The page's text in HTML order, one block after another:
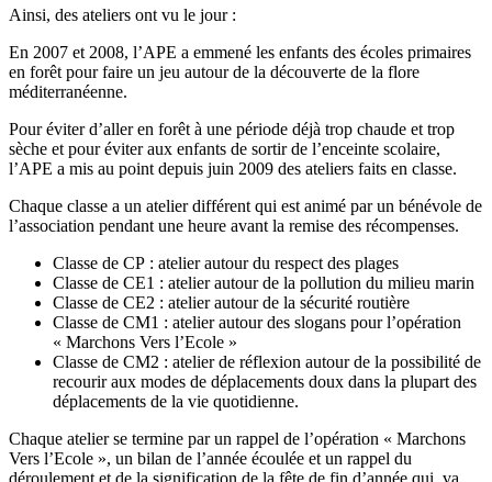
Ainsi, des ateliers ont vu le jour :
En 2007 et 2008, l’APE a emmené les enfants des écoles primaires
en forêt pour faire un jeu autour de la découverte de la flore
méditerranéenne.
Pour éviter d’aller en forêt à une période déjà trop chaude et trop
sèche et pour éviter aux enfants de sortir de l’enceinte scolaire,
l’APE a mis au point depuis juin 2009 des ateliers faits en classe.
Chaque classe a un atelier différent qui est animé par un bénévole de
l’association pendant une heure avant la remise des récompenses.
Classe de CP : atelier autour du respect des plages
Classe de CE1 : atelier autour de la pollution du milieu marin
Classe de CE2 : atelier autour de la sécurité routière
Classe de CM1 : atelier autour des slogans pour l’opération
« Marchons Vers l’Ecole »
Classe de CM2 : atelier de réflexion autour de la possibilité de
recourir aux modes de déplacements doux dans la plupart des
déplacements de la vie quotidienne.
Chaque atelier se termine par un rappel de l’opération « Marchons
Vers l’Ecole », un bilan de l’année écoulée et un rappel du
déroulement et de la signification de la fête de fin d’année qui va